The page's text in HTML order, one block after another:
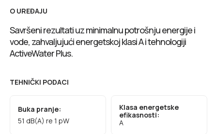
O UREĐAJU
Savršeni rezultati uz minimalnu potrošnju energije i
vode, zahvaljujući energetskoj klasi A i tehnologiji
ActiveWater Plus.
TEHNIČKI PODACI
Buka pranje:
51 dB(A) re 1 pW
Klasa energetske
efikasnosti:
A